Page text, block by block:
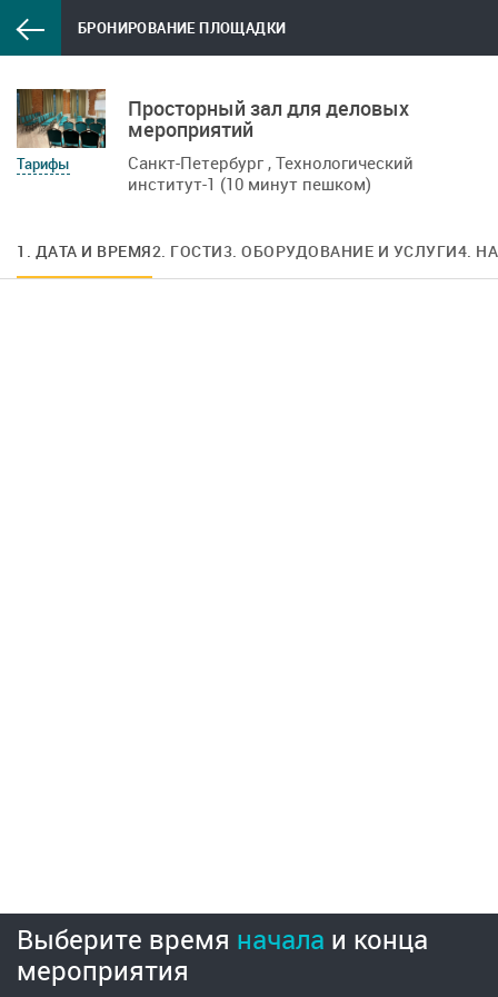
БРОНИРОВАНИЕ ПЛОЩАДКИ
Выберите время начала и конца
мероприятия
Тарифы
Просторный зал для деловых
мероприятий
Санкт-Петербург , Технологический
институт-1 (10 минут пешком)
1. ДАТА И ВРЕМЯ2. ГОСТИ3. ОБОРУДОВАНИЕ И УСЛУГИ4.